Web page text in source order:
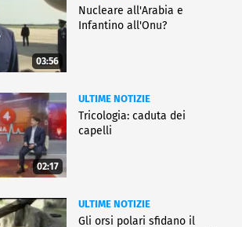
03:56
Nucleare all'Arabia e
Infantino all'Onu?
02:17
ULTIME NOTIZIE
Tricologia: caduta dei
capelli
ULTIME NOTIZIE
Gli orsi polari sfidano il